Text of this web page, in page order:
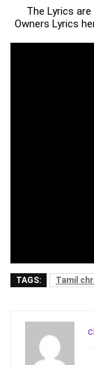
The Lyrics
Owners Lyrics
TAGS: Tamil